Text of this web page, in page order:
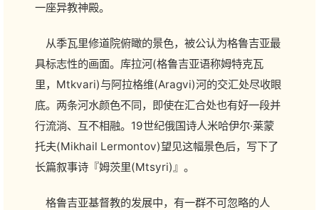
一座异教神殿。
从季瓦里修道院俯瞰的景色，被公认为格鲁吉亚最
具标志性的画面。库拉河(格鲁吉亚语称姆特克瓦
里，Mtkvari)与阿拉格维(Aragvi)河的交汇处尽收眼
底。两条河水颜色不同，即使在汇合处也有好一段并
行流淌、互不相融。19世纪俄国诗人米哈伊尔·莱蒙
托夫(Mikhail Lermontov)望见这幅景色后，写下了
长篇叙事诗『姆茨里(Mtsyri)』。
格鲁吉亚基督教的发展中，有一群不可忽略的人